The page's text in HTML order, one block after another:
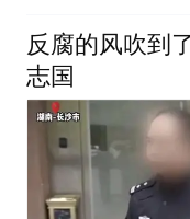
反腐的风吹到
志国